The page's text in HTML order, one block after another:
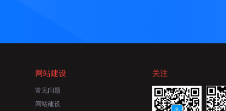
网站建设
常见问题
网站建设
关注